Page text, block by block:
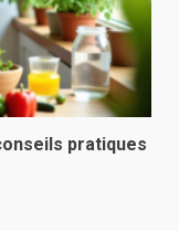
pratiques